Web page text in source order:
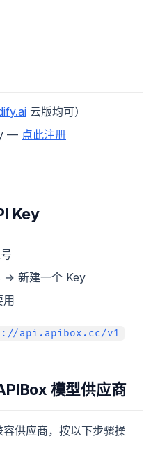
云版均可）
— 点此注册
Key
→ 新建一个 Key
api.apibox.cc/v1
模型供应商
供应商，按以下步骤操